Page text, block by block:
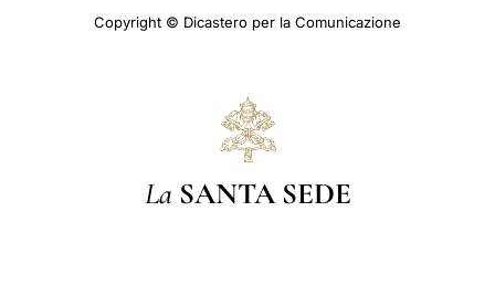
Copyright © Dicastero per la Comunicazione
La SANTA SEDE